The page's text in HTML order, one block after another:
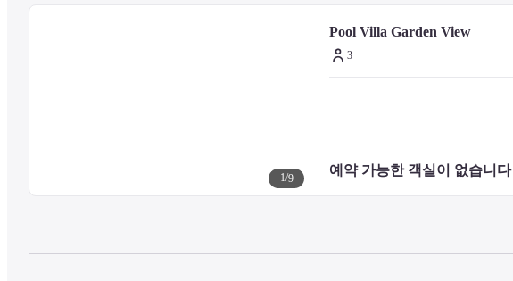
1/9
Pool Villa Garden View
3
예약 가능한 객실이 없습니다